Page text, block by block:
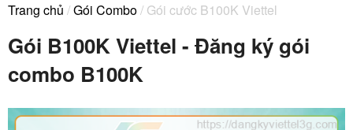
Trang chủ /Gói Combo/ Gói cước B100K Viettel
Gói B100K Viettel - Đăng ký gói
combo B100K